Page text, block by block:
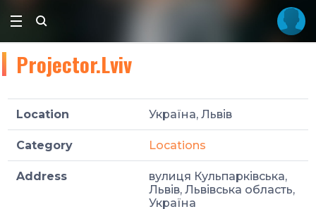
Projector.Lviv
Location Україна, Львів
Category Locations
Address
вулиця Кульпарківська,
Львів, Львівська область,
Україна